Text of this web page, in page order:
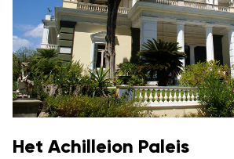
Het Achilleion Paleis